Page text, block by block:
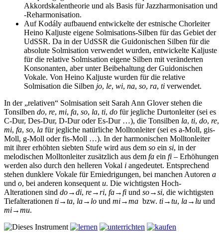
Akkordskalentheorie und als Basis für Jazzharmonisation und
-Reharmonisation.
Auf Kodály aufbauend entwickelte der estnische Chorleiter
Heino Kaljuste eigene Solmisations-Silben für das Gebiet der
UdSSR. Da in der UdSSR die Guidonischen Silben für die
absolute Solmisation verwendet wurden, entwickelte Kaljuste
für die relative Solmisation eigene Silben mit veränderten
Konsonanten, aber unter Beibehaltung der Guidonischen
Vokale. Von Heino Kaljuste wurden für die relative
Solmisation die Silben jo, le, wi, na, so, ra, ti verwendet.
In der „relativen“ Solmisation seit Sarah Ann Glover stehen die
Tonsilben do, re, mi, fa, so, la, ti, do für jegliche Durtonleiter (sei es
C-Dur, Des-Dur, D-Dur oder Es-Dur …), die Tonsilben la, ti, do, re,
mi, fa, so, la für jegliche natürliche Molltonleiter (sei es a-Moll, gis-
Moll, g-Moll oder fis-Moll …). In der harmonischen Molltonleiter
mit ihrer erhöhten siebten Stufe wird aus dem so ein si, in der
melodischen Molltonleiter zusätzlich aus dem fa ein fi – Erhöhungen
werden also durch den helleren Vokal i angedeutet. Entsprechend
stehen dunklere Vokale für Erniedrigungen, bei manchen Autoren a
und o, bei anderen konsequentu. Die wichtigsten Hoch-
Alterationen sind do→di, re→ri, fa→fi und so→si, die wichtigsten
Tiefalterationen ti→ta, la→ lo und mi→ma bzw. ti→tu, la→ lu und
mi→mu.